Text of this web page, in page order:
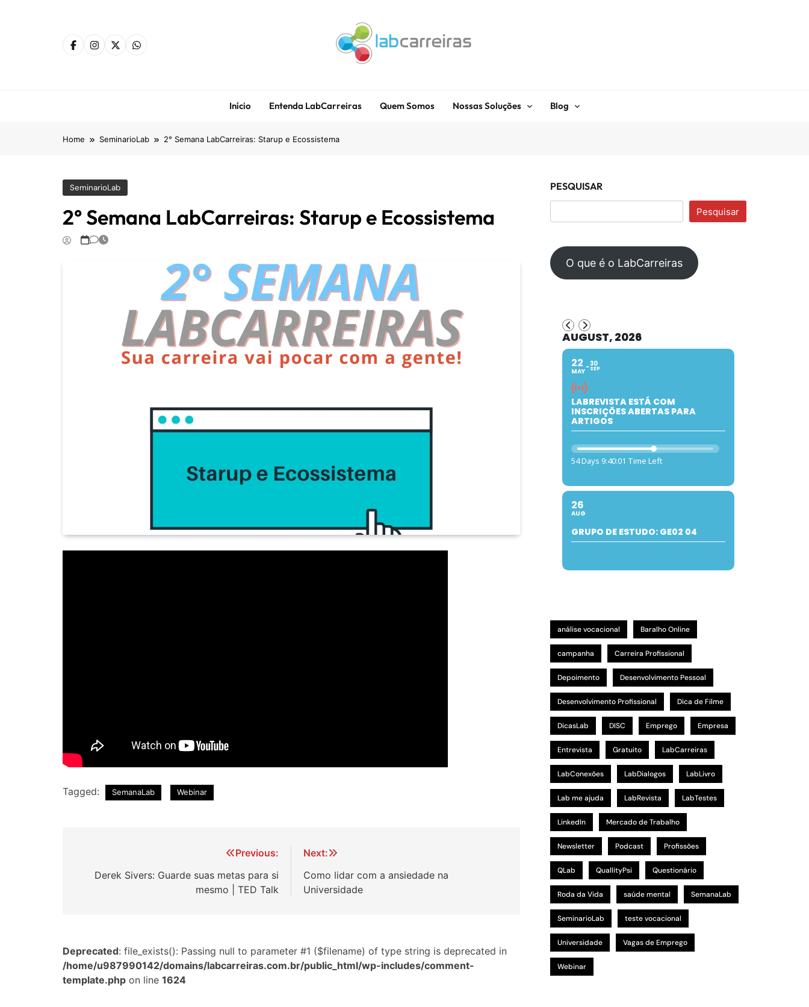
Início Entenda LabCarreiras Quem Somos Nossas Soluções Blog
Home SeminarioLab 2° Semana LabCarreiras: Starup e Ecossistema
SeminarioLab
2° Semana LabCarreiras: Starup e Ecossistema
Tagged: SemanaLab Webinar
Previous:
Derek Sivers: Guarde suas metas para si
mesmo | TED Talk
Next:
Como lidar com a ansiedade na
Universidade
Deprecated: file_exists(): Passing null to parameter #1 ($filename) of type string is deprecated in
/home/u987990142/domains/labcarreiras.com.br/public_html/wp-includes/comment-
template.php on line 1624
PESQUISAR
Pesquisar
O que é o LabCarreiras
AUGUST, 2026
22
MAY
30
SEP
LABREVISTA ESTÁ COM
INSCRIÇÕES ABERTAS PARA
ARTIGOS
54 Days 9:40:00 Time Left
26
AUG
GRUPO DE ESTUDO: GE02 04
análise vocacional Baralho Online
campanha Carreira Profissional
Depoimento Desenvolvimento Pessoal
Desenvolvimento Profissional Dica de Filme
DicasLab DISC Emprego Empresa
Entrevista Gratuito LabCarreiras
LabConexões LabDialogos LabLivro
Lab me ajuda LabRevista LabTestes
LinkedIn Mercado de Trabalho
Newsletter Podcast Profissões
QLab QuallityPsi Questionário
Roda da Vida saúde mental SemanaLab
SeminarioLab teste vocacional
Universidade Vagas de Emprego
Webinar